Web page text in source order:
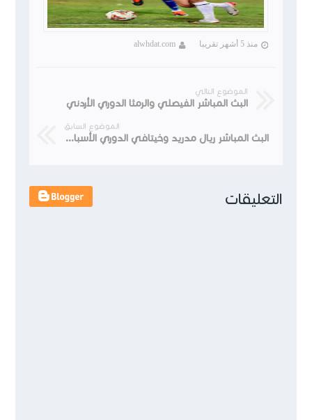
منذ 5 أشهر تقريبا alwhdat.com
الموضوع التالي
البث المباشر الفيصلي والرمثا الدوري الأردني
الموضوع السابق
البث المباشر ريال مدريد وخيتافي الدوري الأسباني 2022
التعليقات